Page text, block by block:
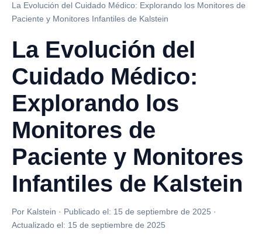
La Evolución del Cuidado Médico: Explorando los Monitores de
Paciente y Monitores Infantiles de Kalstein
La Evolución del
Cuidado Médico:
Explorando los
Monitores de
Paciente y Monitores
Infantiles de Kalstein
Por Kalstein · Publicado el: 15 de septiembre de 2025 ·
Actualizado el: 15 de septiembre de 2025